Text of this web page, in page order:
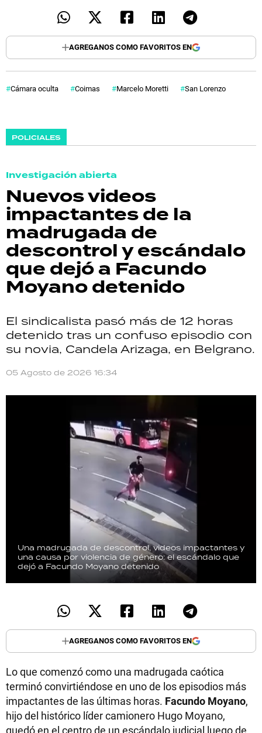
AGREGANOS COMO FAVORITOS EN
Cámara oculta Coimas Marcelo Moretti San Lorenzo
POLICIALES
Investigación abierta
Nuevos videos
impactantes de la
madrugada de
descontrol y escándalo
que dejó a Facundo
Moyano detenido
El sindicalista pasó más de 12 horas
detenido tras un confuso episodio con
su novia, Candela Arizaga, en Belgrano.
05 Agosto de 2026 16:34
Una madrugada de descontrol, videos impactantes y
una causa por violencia de género: el escándalo que
dejó a Facundo Moyano detenido
AGREGANOS COMO FAVORITOS EN
Lo que comenzó como una madrugada caótica
terminó convirtiéndose en uno de los episodios más
impactantes de las últimas horas. Facundo Moyano,
hijo del histórico líder camionero Hugo Moyano,
quedó en el centro de un escándalo judicial luego de